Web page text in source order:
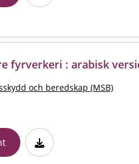
fyrverkeri : arabisk
och beredskap (MSB)